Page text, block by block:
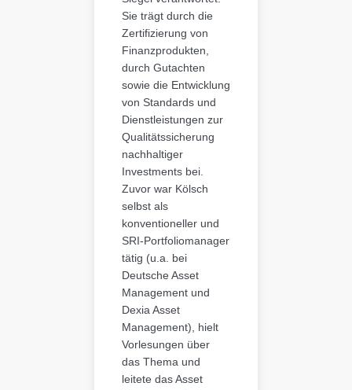
Sie trägt durch die
Zertifizierung von
Finanzprodukten,
durch Gutachten
sowie die Entwicklung
von Standards und
Dienstleistungen zur
Qualitätssicherung
nachhaltiger
Investments bei.
Zuvor war Kölsch
selbst als
konventioneller und
SRI-Portfoliomanager
tätig (u.a. bei
Deutsche Asset
Management und
Dexia Asset
Management), hielt
Vorlesungen über
das Thema und
leitete das Asset